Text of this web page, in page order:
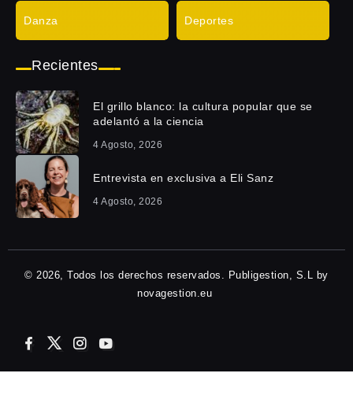
Danza Deportes
Recientes
El grillo blanco: la cultura popular que se
adelantó a la ciencia
4 Agosto, 2026
Entrevista en exclusiva a Eli Sanz
4 Agosto, 2026
© 2026, Todos los derechos reservados. Publigestion, S.L by
novagestion.eu